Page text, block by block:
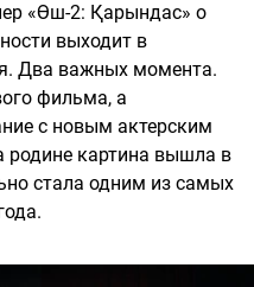
«Өш-2: Қарындас» о
выходит в
Два важных момента.
фильма, а
с новым актерским
родине картина вышла в
стала одним из самых